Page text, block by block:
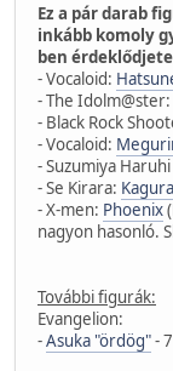
Ez a pár darab
inkább komoly
ben
- Vocaloid:
- The Idolm@ster:
- Black Rock
- Vocaloid:
- Suzumiya
- Se Kirara:
- X-men: Phoenix
nagyon hasonló.
További figurák:
Evangelion:
-Asuka "ördög"-